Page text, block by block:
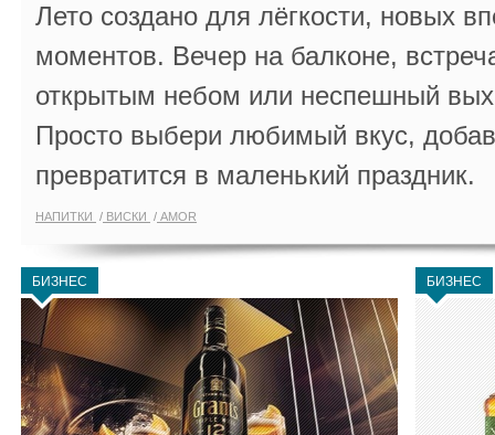
Лето создано для лёгкости, новых
моментов. Вечер на балконе,
открытым небом или неспешный
Просто выбери любимый вкус,
превратится в маленький праздник.
НАПИТКИ ВИСКИ AMOR
БИЗНЕС БИЗНЕС